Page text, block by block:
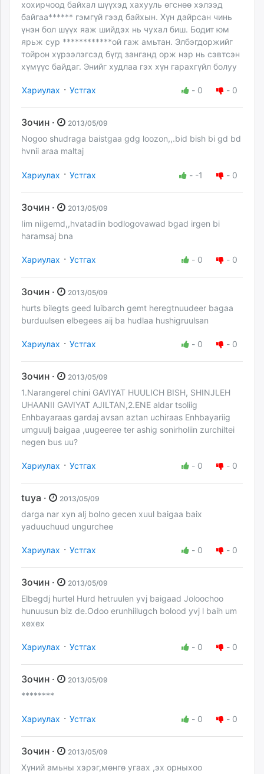
хохирчоод байхал шүүхэд хахууль өгснөө хэлээд
байгаа****** гэмгүй гээд байхын. Хүн дайрсан чинь
үнэн бол шүүх яаж шийдэх нь чухал биш. Бодит юм
ярьж сур ************ой гаж амьтан. Элбэгдоржийг
тойрон хүрээлэгсэд бүгд занганд орж нэр нь сэвтсэн
хүмүүс байдаг. Энийг худлаа гэх хүн гарахгүйл болуу
Хариулах · Устгах - 0 - 0
Зочин · 2013/05/09
Nogoo shudraga baistgaa gdg loozon,,.bid bish bi gd bd
hvnii araa maltaj
Хариулах · Устгах - -1 - 0
Зочин · 2013/05/09
Iim niigemd,,hvatadiin bodlogovawad bgad irgen bi
haramsaj bna
Хариулах · Устгах - 0 - 0
Зочин · 2013/05/09
hurts bilegts geed luibarch gemt heregtnuudeer bagaa
burduulsen elbegees aij ba hudlaa hushigruulsan
Хариулах · Устгах - 0 - 0
Зочин · 2013/05/09
1.Narangerel chini GAVIYAT HUULICH BISH, SHINJLEH
UHAANII GAVIYAT AJILTAN,2.ENE aldar tsoliig
Enhbayaraas gardaj avsan aztan uchiraas Enhbayariig
umguulj baigaa ,uugeeree ter ashig sonirholiin zurchiltei
negen bus uu?
Хариулах · Устгах - 0 - 0
tuya · 2013/05/09
darga nar xyn alj bolno gecen xuul baigaa baix
yaduuchuud ungurchee
Хариулах · Устгах - 0 - 0
Зочин · 2013/05/09
Elbegdj hurtel Hurd hetruulen yvj baigaad Joloochoo
hunuusun biz de.Odoo erunhiilugch bolood yvj l baih um
xexex
Хариулах · Устгах - 0 - 0
Зочин · 2013/05/09
********
Хариулах · Устгах - 0 - 0
Зочин · 2013/05/09
Хүний амьны хэрэг,мөнгө угаах ,эх орныхоо